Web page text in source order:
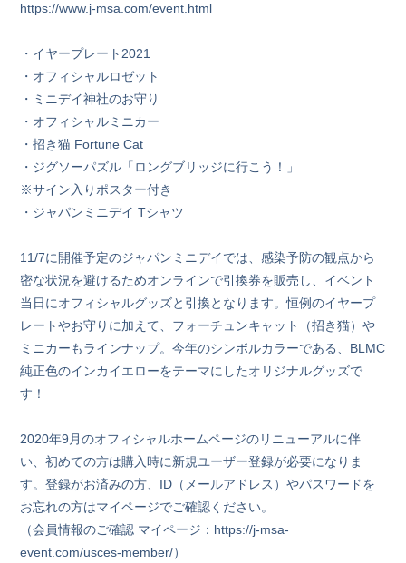
https://www.j-msa.com/event.html
・イヤープレート2021
・オフィシャルロゼット
・ミニデイ神社のお守り
・オフィシャルミニカー
・招き猫 Fortune Cat
・ジグソーパズル「ロングブリッジに行こう！」
※サイン入りポスター付き
・ジャパンミニデイ Tシャツ
11/7に開催予定のジャパンミニデイでは、感染予防の観点から
密な状況を避けるためオンラインで引換券を販売し、イベント
当日にオフィシャルグッズと引換となります。恒例のイヤープ
レートやお守りに加えて、フォーチュンキャット（招き猫）や
ミニカーもラインナップ。今年のシンボルカラーである、BLMC
純正色のインカイエローをテーマにしたオリジナルグッズで
す！
2020年9月のオフィシャルホームページのリニューアルに伴
い、初めての方は購入時に新規ユーザー登録が必要になりま
す。登録がお済みの方、ID（メールアドレス）やパスワードを
お忘れの方はマイページでご確認ください。
（会員情報のご確認 マイページ：https://j-msa-
event.com/usces-member/）